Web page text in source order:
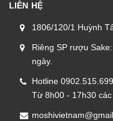
LIÊN HỆ
1806/120/1 Huỳnh
Riêng SP rượu
ngày.
Hotline
Từ 8h00 - 17h30